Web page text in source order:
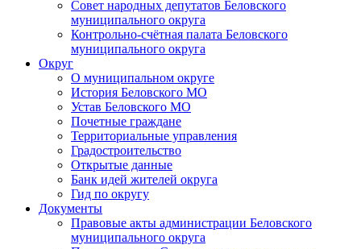
Совет народных депутатов Беловского
муниципального округа
Контрольно-счётная палата Беловского
муниципального округа
Округ
О муниципальном округе
История Беловского МО
Устав Беловского МО
Почетные граждане
Территориальные управления
Градостроительство
Открытые данные
Банк идей жителей округа
Гид по округу
Документы
Правовые акты администрации Беловского
муниципального округа